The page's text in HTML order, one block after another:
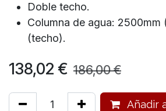
Doble techo.
Columna de agua: 2500mm
(techo).
138,02 € 186,00€
Añadir